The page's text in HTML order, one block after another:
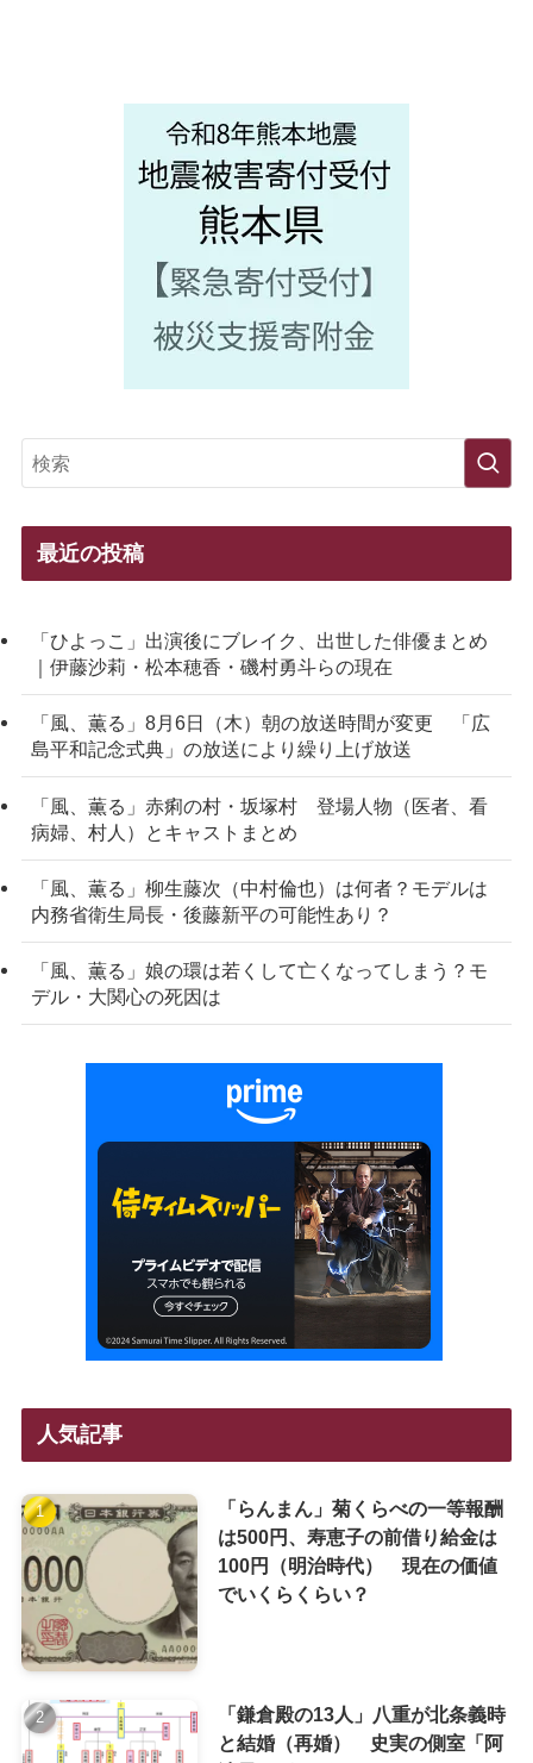
最近の投稿
「ひよっこ」出演後にブレイク、出世した俳優まとめ
｜伊藤沙莉・松本穂香・磯村勇斗らの現在
「風、薫る」8月6日（木）朝の放送時間が変更 「広
島平和記念式典」の放送により繰り上げ放送
「風、薫る」赤痢の村・坂塚村 登場人物（医者、看
病婦、村人）とキャストまとめ
「風、薫る」柳生藤次（中村倫也）は何者？モデルは
内務省衛生局長・後藤新平の可能性あり？
「風、薫る」娘の環は若くして亡くなってしまう？モ
デル・大関心の死因は
人気記事
「らんまん」菊くらべの一等報酬
は500円、寿恵子の前借り給金は
100円（明治時代） 現在の価値
でいくらくらい？
「鎌倉殿の13人」八重が北条義時
と結婚（再婚） 史実の側室「阿